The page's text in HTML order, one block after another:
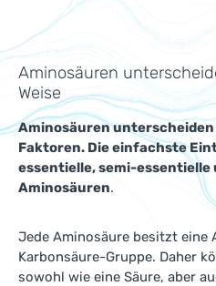
Aminosäuren
Weise
Aminosäuren
Faktoren. Die einfachste
essentielle, semi-
Aminosäuren.
Jede Aminosäure besitzt eine
Karbonsäure-Gruppe. Daher
sowohl wie eine Säure, aber